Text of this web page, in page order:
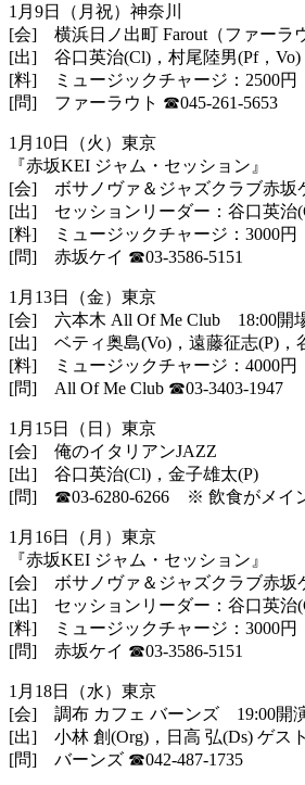
1月9日（月祝）神奈川
[会] 横浜日ノ出町 Farout（ファーラ
[出] 谷口英治(Cl)，村尾陸男(Pf，Vo)
[料] ミュージックチャージ：2500円
[問] ファーラウト ☎︎045-261-5653
1月10日（火）東京
『赤坂KEI ジャム・セッション』
[会] ボサノヴァ＆ジャズクラブ赤
[出] セッションリーダー：谷口英治
[料] ミュージックチャージ：3000円
[問] 赤坂ケイ ☎︎03-3586-5151
1月13日（金）東京
[会] 六本木 All Of Me Club 18:00開場
[出] ベティ奥島(Vo)，遠藤征志(P)，
[料] ミュージックチャージ：4000円
[問] All Of Me Club ☎︎03-3403-1947
1月15日（日）東京
[会] 俺のイタリアンJAZZ
[出] 谷口英治(Cl)，金子雄太(P)
[問] ☎︎03-6280-6266 ※ 飲食がメイン
1月16日（月）東京
『赤坂KEI ジャム・セッション』
[会] ボサノヴァ＆ジャズクラブ赤
[出] セッションリーダー：谷口英治
[料] ミュージックチャージ：3000円
[問] 赤坂ケイ ☎︎03-3586-5151
1月18日（水）東京
[会] 調布 カフェ バーンズ 19:00開
[出] 小林 創(Org)，日高 弘(Ds) ゲス
[問] バーンズ ☎︎042-487-1735